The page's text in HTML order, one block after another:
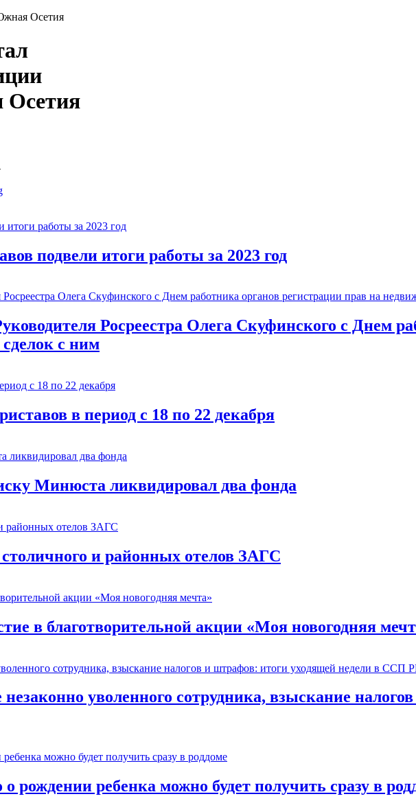
подвели итоги работы за 2023 год
Росреестра Олега Скуфинского с Днем
с ним
в период с 18 по 22 декабря
Минюста ликвидировал два фонда
и районных отелов ЗАГС
в благотворительной акции «Моя новогодняя
незаконно уволенного сотрудника, взыскание
о рождении ребенка можно будет получить сразу в